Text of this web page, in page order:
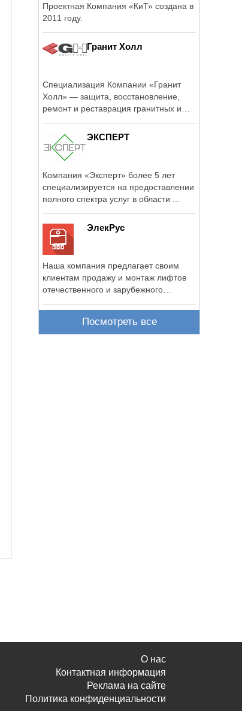
Проектная Компания «КиТ» создана в
2011 году.
Гранит Холл
Специализация Компании «Гранит
Холл» — защита, восстановление,
ремонт и реставрация гранитных и
ЭКСПЕРТ
Компания «Эксперт» более 5 лет
специализируется на предоставлении
полного спектра услуг в области ...
ЭлекРус
Наша компания предлагает своим
клиентам продажу и монтаж лифтов
отечественного и зарубежного
Посмотреть все
О нас
Контактная информация
Реклама на сайте
Политика конфиденциальности